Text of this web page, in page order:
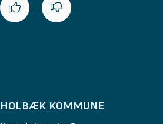
HOLBÆK KOMMUNE